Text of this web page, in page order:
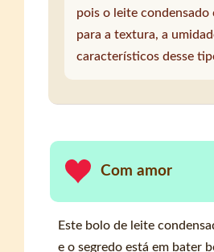
pois o leite
para a textura, a
característicos desse
Com amor
Este bolo de leite
e o segredo está em bater